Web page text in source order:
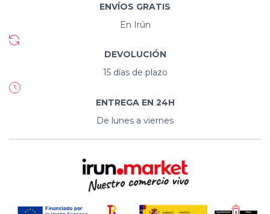
ENVÍOS GRATIS
En Irún
DEVOLUCIÓN
15 días de plazo
ENTREGA EN 24H
De lunes a viernes